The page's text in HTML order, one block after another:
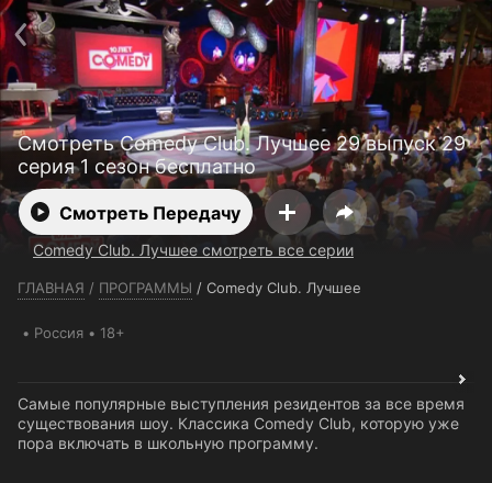
Смотреть Comedy Club. Лучшее 29 выпуск 29
серия 1 сезон бесплатно
Смотреть Передачу
Comedy Club. Лучшее смотреть все серии
ГЛАВНАЯ / ПРОГРАММЫ / Comedy Club. Лучшее
Россия 18+
Самые популярные выступления резидентов за все время
существования шоу. Классика Comedy Club, которую уже
пора включать в школьную программу.
Телефон поддержки:+7 (727) 323 10 92
Пользовательское соглашение
Политика конфиденциальности
Открыть приложение
Ввести промокод